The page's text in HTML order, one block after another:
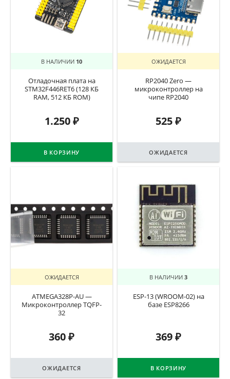
В НАЛИЧИИ 10
Отладочная плата на
STM32F446RET6 (128 КБ
RAM, 512 КБ ROM)
1.250₽
В КОРЗИНУ
ОЖИДАЕТСЯ
RP2040 Zero —
микроконтроллер на
чипе RP2040
525₽
ОЖИДАЕТСЯ
ОЖИДАЕТСЯ
ATMEGA328P-AU —
Микроконтроллер TQFP-
32
360₽
ОЖИДАЕТСЯ
В НАЛИЧИИ 3
ESP-13 (WROOM-02) на
базе ESP8266
369₽
В КОРЗИНУ